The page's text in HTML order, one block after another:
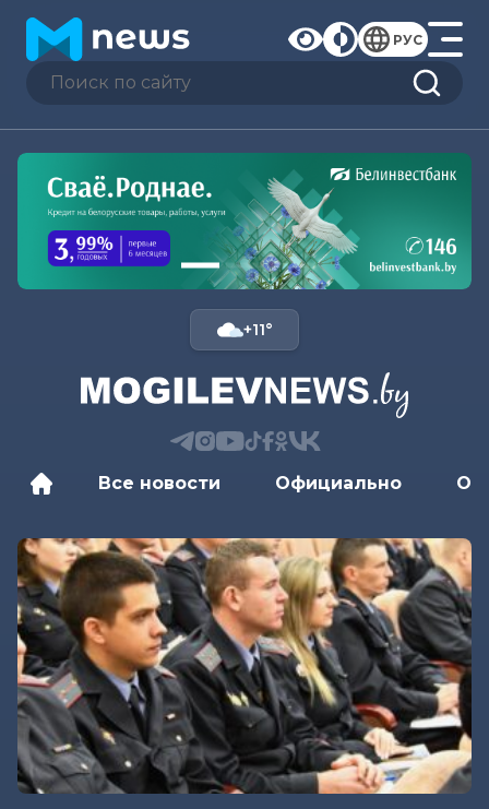
РУС
+11°
Все новости Официально